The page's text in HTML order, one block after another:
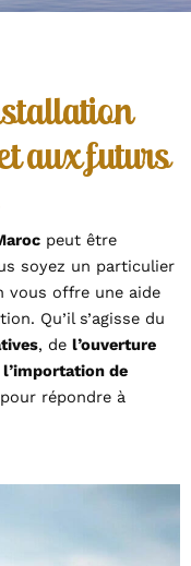
aux futurs
peut être
soyez un particulier
vous offre une aide
Qu’il s’agisse du
, de l’ouverture
l’importation de
répondre à